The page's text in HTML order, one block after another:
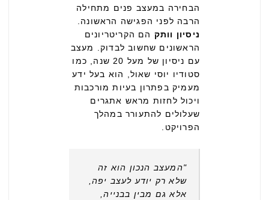
הבחירה במעצב פנים מתחילה
הרבה לפני הפגישה הראשונה.
ניסיון וותק הם הקריטריונים
הראשונים שחשוב לבדוק. מעצב
עם ניסיון של מעל 20 שנה, כמו
סטודיו יוסי שאול, הוא בעל ידע
מעמיק בפתרון בעיות מורכבות
ויכול לחזות מראש אתגרים
שעלולים להתעורר במהלך
הפרויקט.
"המעצב הנכון הוא זה
שלא רק יודע לעצב יפה,
אלא גם מבין בבנייה,